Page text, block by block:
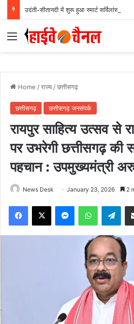
Menu
Home /राज्य /छत्तीसगढ़
छत्तीसगढ़ छत्तीसगढ़ जनसंपर्क
रायपुर साहित्य उत्सव से
पर उभरेगी छत्तीसगढ़ की
पहचान : उपमुख्यमंत्री
News Desk January 23, 2026 2
Facebook
X MessengerWhatsApp